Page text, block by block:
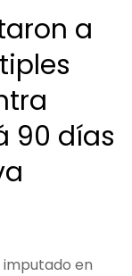
a
90 días
imputado en